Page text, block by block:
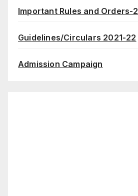
Important Rules and Orders-2
Guidelines/Circulars 2021-22
Admission Campaign